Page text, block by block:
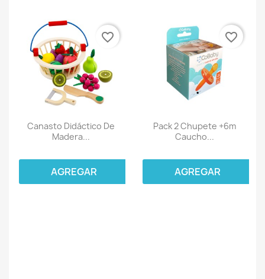
Canasto Didáctico De
Madera...
AGREGAR
favorite_border
Pack 2 Chupete +6m
Caucho...
AGREGAR
favorite_border